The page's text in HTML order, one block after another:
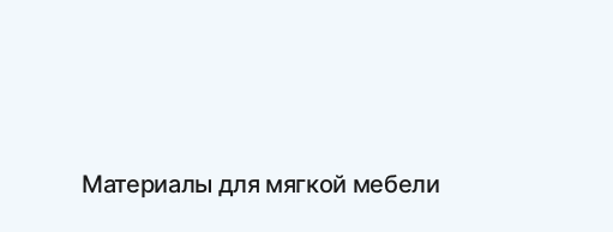
Материалы для мягкой мебели